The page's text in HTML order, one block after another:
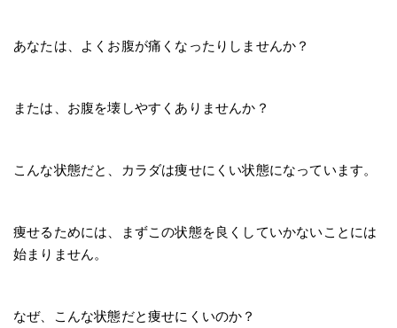
あなたは、よくお腹が痛くなったりしませんか？
または、お腹を壊しやすくありませんか？
こんな状態だと、カラダは痩せにくい状態になっています。
痩せるためには、まずこの状態を良くしていかないことには
始まりません。
なぜ、こんな状態だと痩せにくいのか？